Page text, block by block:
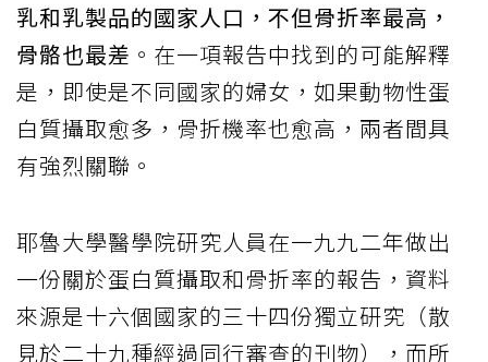
乳和乳製品的國家人口，不但骨折率最高，
骨骼也最差 。在一項報告中找到的可能解釋
是，即使是不同國家的婦女，如果動物性蛋
白質攝取愈多，骨折機率也愈高，兩者間具
有強烈關聯。
耶魯大學醫學院研究人員在一九九二年做出
一份關於蛋白質攝取和骨折率的報告，資料
來源是十六個國家的三十四份獨立研究（散
見於二十九種經過同行審查的刊物），而所